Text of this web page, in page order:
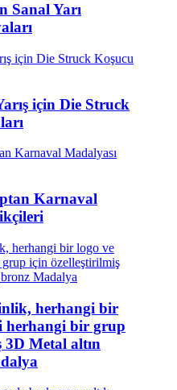
Sanal Yarı
için Die Struck
Karnaval
herhangi bir
herhangi bir grup
3D Metal altın